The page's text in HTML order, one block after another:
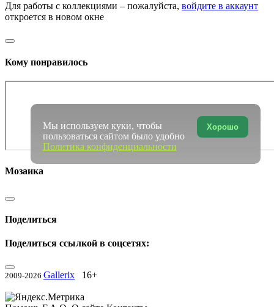
Для работы с коллекциями – пожалуйста, войдите в аккаунт
откроется в новом окне
Кому понравилось
Мозаика
Поделиться
Поделиться ссылкой в соцсетях:
2009-2026 Gallerix 16+
Хорошо
Мы используем куки, чтобы
пользоваться сайтом было удобно
Политика конфиденциальности